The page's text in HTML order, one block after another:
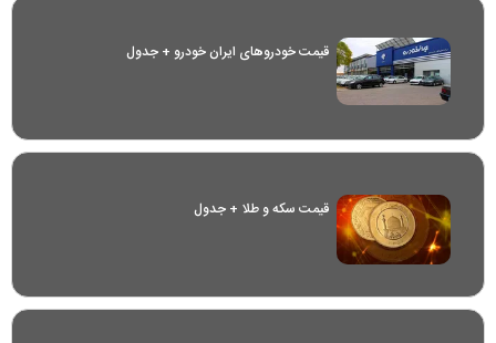
قیمت خودرو‌های ایران خودرو + جدول
قیمت سکه و طلا + جدول